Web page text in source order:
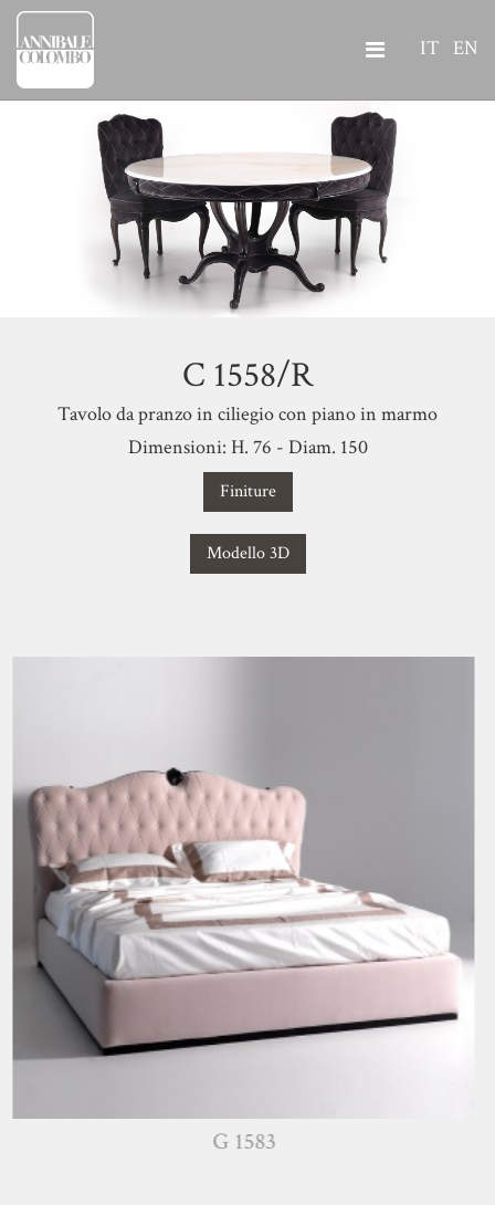
IT EN
C 1558/R
Tavolo da pranzo in ciliegio con piano in marmo
Dimensioni: H. 76 - Diam. 150
Finiture
Modello 3D
G 1583